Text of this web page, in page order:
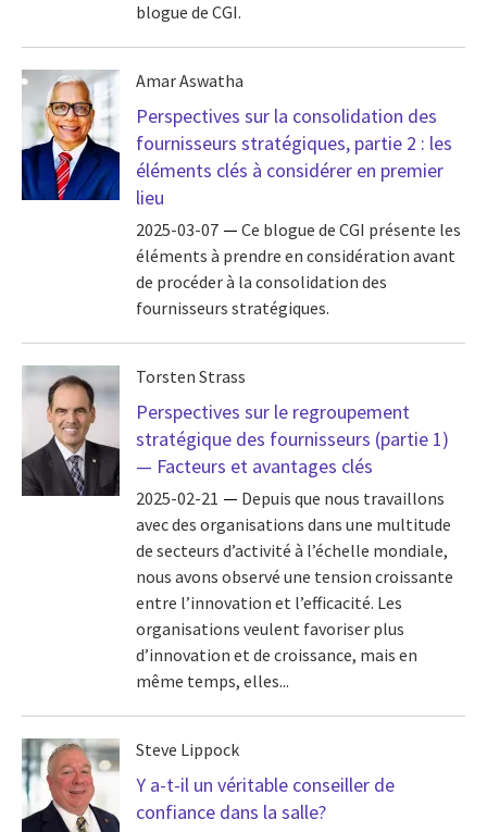
blogue de CGI.
Amar Aswatha
Perspectives sur la consolidation des
fournisseurs stratégiques, partie 2 : les
éléments clés à considérer en premier
lieu
2025-03-07
Ce blogue de CGI présente les
éléments à prendre en considération avant
de procéder à la consolidation des
fournisseurs stratégiques.
Torsten Strass
Perspectives sur le regroupement
stratégique des fournisseurs (partie 1)
— Facteurs et avantages clés
2025-02-21
Depuis que nous travaillons
avec des organisations dans une multitude
de secteurs d’activité à l’échelle mondiale,
nous avons observé une tension croissante
entre l’innovation et l’efficacité. Les
organisations veulent favoriser plus
d’innovation et de croissance, mais en
même temps, elles...
Steve Lippock
Y a-t-il un véritable conseiller de
confiance dans la salle?